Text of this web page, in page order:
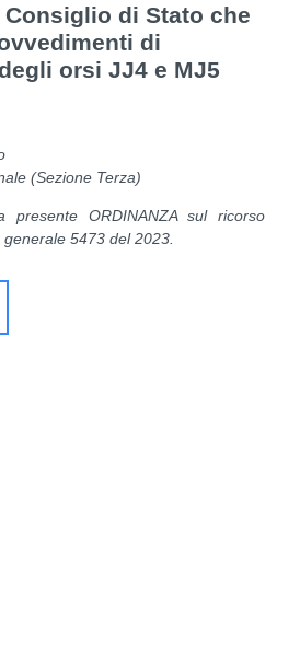
Consiglio di Stato che
di
orsi JJ4 e MJ5
(Sezione Terza)
presente ORDINANZAsul ricorso
5473 del 2023.